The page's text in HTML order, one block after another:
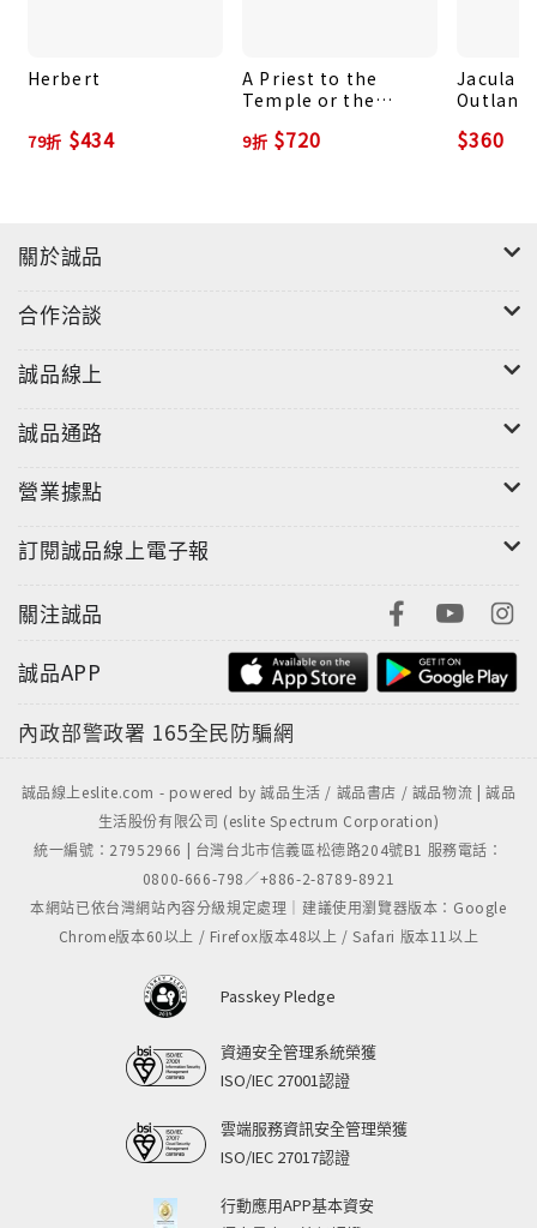
Herbert
79折 $434
A Priest to the
Temple or the
With Selected Poems
9折 $720
Jacula
$360
關於誠品
合作洽談
誠品線上
誠品通路
營業據點
訂閱誠品線上電子報
關注誠品
誠品APP
內政部警政署 165全民防騙網
誠品線上eslite.com - powered by 誠品生活 / 誠品書店 / 誠品物流 | 誠品
生活股份有限公司 (eslite Spectrum Corporation)
統一編號：27952966 | 台灣台北市信義區松德路204號B1 服務電話：
0800-666-798／+886-2-8789-8921
本網站已依台灣網站內容分級規定處理｜建議使用瀏覽器版本：Google
Chrome版本60以上 / Firefox版本48以上 / Safari 版本11以上
Passkey Pledge
資通安全管理系統榮獲
ISO/IEC 27001認證
雲端服務資訊安全管理榮獲
ISO/IEC 27017認證
行動應用APP基本資安